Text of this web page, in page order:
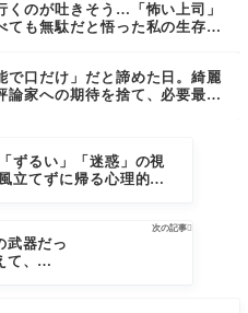
くのが吐きそう…「怖い上司」
ても無駄だと悟った私の生存戦
で口だけ」だと諦めた日。綺麗
論家への期待を捨て、必要最低
ずるい」「迷惑」の視
立てずに帰る心理的護
次の記事
武器だっ
、静か